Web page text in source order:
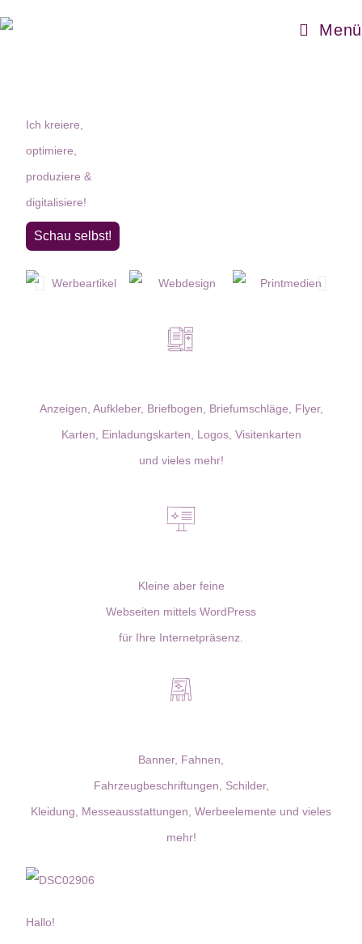
Menü
Ich kreiere,
optimiere,
produziere &
digitalisiere!
Schau selbst!
Anzeigen, Aufkleber, Briefbogen, Briefumschläge, Flyer,
Karten, Einladungskarten, Logos, Visitenkarten
und vieles mehr!
Kleine aber feine
Webseiten mittels WordPress
für Ihre Internetpräsenz.
Banner, Fahnen,
Fahrzeugbeschriftungen, Schilder,
Kleidung, Messeausstattungen, Werbeelemente und vieles
mehr!
Hallo!